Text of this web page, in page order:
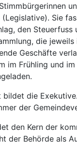
Sie
den Steuerfuss
die
Geschäfte
im Frühling und
die
der
den Kern der
der Behörde als